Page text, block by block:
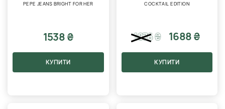
PEPE JEANS BRIGHT FOR HER
1538 ₴
КУПИТИ
COCKTAIL EDITION
1876₴ 1688 ₴
КУПИТИ